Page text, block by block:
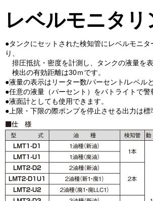
レベルモニタ
●タンクにセットされた検知管にレベルモニ
り、
排圧抵抗・密度を計測し、タンクの液量を表
検出の有効距離は30ｍです。
●液量の表示はリーター数/パーセント/レベル
●任意の液量（パーセント）をパトライトで
●液面計としても使用できます。
●上限・下限の際ポンプを停止させる出力は